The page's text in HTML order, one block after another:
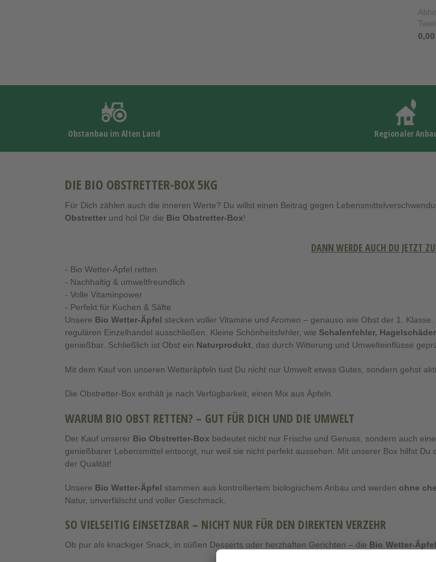
Obstanbau im Alten Land Regionaler
DIE BIO OBSTRETTER-BOX 5KG
Für Dich zählen auch die inneren Werte? Du willst einen Beitrag gegen
Obstretter und hol Dir die Bio Obstretter-Box!
DANN WERDE AUCH DU JETZT
- Bio Wetter-Äpfel retten
- Nachhaltig & umweltfreundlich
- Volle Vitaminpower
- Perfekt für Kuchen & Säfte
Unsere Bio Wetter-Äpfel stecken voller Vitamine und Aromen – genauso wie Obst der 1.
regulären Einzelhandel ausschließen. Kleine Schönheitsfehler, wie Schalenfehler,
genießbar. Schließlich ist Obst ein Naturprodukt, das durch Witterung und Umwelteinflüsse
Mit dem Kauf von unseren Wetteräpfeln tust Du nicht nur Umwelt etwas Gutes, sondern gehst
Die Obstretter-Box enthält je nach Verfügbarkeit, einen Mix aus Äpfeln.
WARUM BIO OBST RETTEN? – GUT FÜR DICH UND DIE UMWELT
Der Kauf unserer Bio Obstretter-Box bedeutet nicht nur Frische und Genuss, sondern auch
genießbarer Lebensmittel entsorgt, nur weil sie nicht perfekt aussehen. Mit unserer Box hilfst
der Qualität!
Unsere Bio Wetter-Äpfel stammen aus kontrolliertem biologischem Anbau und werden ohne
Natur, unverfälscht und voller Geschmack.
SO VIELSEITIG EINSETZBAR – NICHT NUR FÜR DEN DIREKTEN VERZEHR
Ob pur als knackiger Snack, in süßen Desserts oder herzhaften Gerichten – die Bio Wetter-Äpfel